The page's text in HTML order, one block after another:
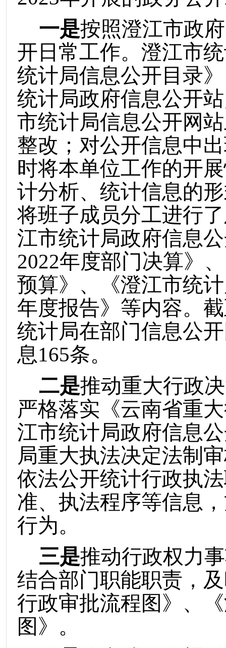
一是按照澄江市政府
开日常工作。澄江市
统计局信息公开目录
统计局政府信息公开
市统计局信息公开网
整改 ； 对公开信息中
时将本单位工作的开
计分析、统计信息的
将班子成员分工进行
江市统计局政府信息
2022年度部门决算》
预算》、
《澄江市统
年度报告》 等内容。 截
统计局在部门信息公
息165条。
二是推动重大行政
严格落实《云南省重
江市统计局政府信息
局重大执法决定法制
依法公开统计行政执
准、执法程序等信息
行为。
三是推动行政权力
结合部门职能职责 ，
行政审批流程图》、
图》 。